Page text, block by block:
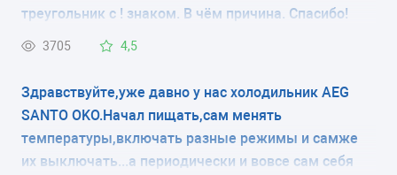
РАЗМОРАЖИВАНИЕ ХОЛОДИЛЬНОЙ КАМЕРЫ
капельная система
ЭНЕРГОПОТРЕБЛЕНИЕ
треугольник с ! знаком. В чём причина. Спасибо!
3705 4,5
Здравствуйте,уже давно у нас холодильник AEG
SANTO OKO.Начал пищать,сам менять
температуры,включать разные режимы и самже
их выключать...а периодически и вовсе сам себя